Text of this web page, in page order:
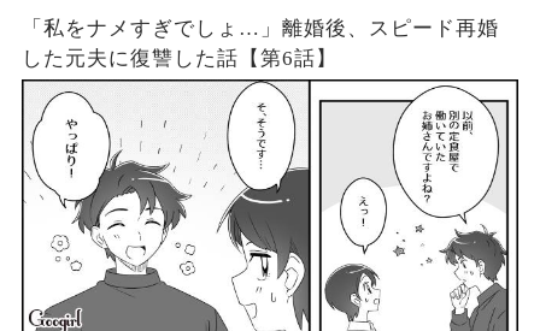
「私をナメすぎでしょ…」離婚後、スピード再婚
した元夫に復讐した話【第6話】